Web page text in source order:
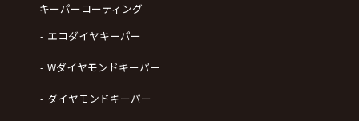
キーパーコーティング
エコダイヤキーパー
Wダイヤモンドキーパー
ダイヤモンドキーパー